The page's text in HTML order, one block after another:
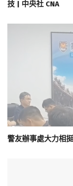
技 | 中央社 CNA
警友辦事處大力相